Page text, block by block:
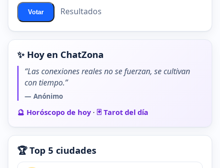
Votar Resultados
✨ Hoy en ChatZona
“Las conexiones reales no se fuerzan, se cultivan
con tiempo.”
— Anónimo
🔮 Horóscopo de hoy· 🃏 Tarot del día
🏆 Top 5 ciudades